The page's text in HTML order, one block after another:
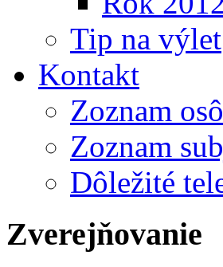
Tip na výlet
Kontakt
Zoznam
Zoznam
Dôležité
Zverejňovanie